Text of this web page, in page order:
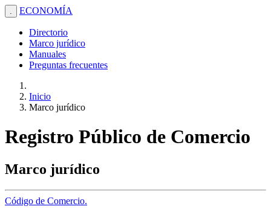
. ECONOMÍA
Directorio
Marco jurídico
Manuales
Preguntas frecuentes
Inicio
Marco jurídico
Registro Público de Comercio
Marco jurídico
Código de Comercio.